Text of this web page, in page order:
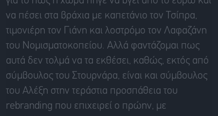
να πέσει στα βράχια με καπετάνιο τον Τσίπρα,
τιμονιέρη τον Γιάνη και λοστρόμο τον Λαφαζάνη
του Νομισματοκοπείου. Αλλά φαντάζομαι πως
αυτά δεν τολμά να τα εκθέσει, καθώς, εκτός από
σύμβουλος του Στουρνάρα, είναι και σύμβουλος
του Αλέξη στην τεράστια προσπάθεια του
rebranding που επιχειρεί ο πρώην, με